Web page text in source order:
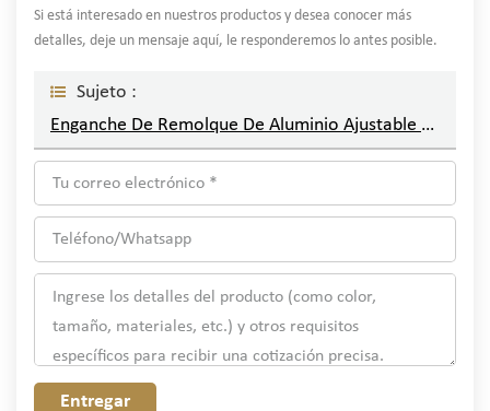
Si está interesado en nuestros productos y desea conocer más
detalles, deje un mensaje aquí, le responderemos lo antes posible.
Sujeto :
Enganche De Remolque De Aluminio Ajustable Para Un Remolque Seguro Y Versátil
Entregar